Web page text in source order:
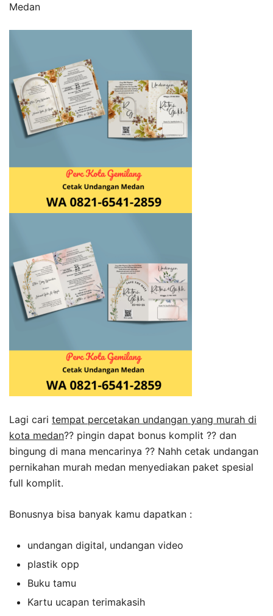
Medan
Lagi cari tempat percetakan undangan yang murah di
kota medan?? pingin dapat bonus komplit ?? dan
bingung di mana mencarinya ?? Nahh cetak undangan
pernikahan murah medan menyediakan paket spesial
full komplit.
Bonusnya bisa banyak kamu dapatkan :
undangan digital, undangan video
plastik opp
Buku tamu
Kartu ucapan terimakasih